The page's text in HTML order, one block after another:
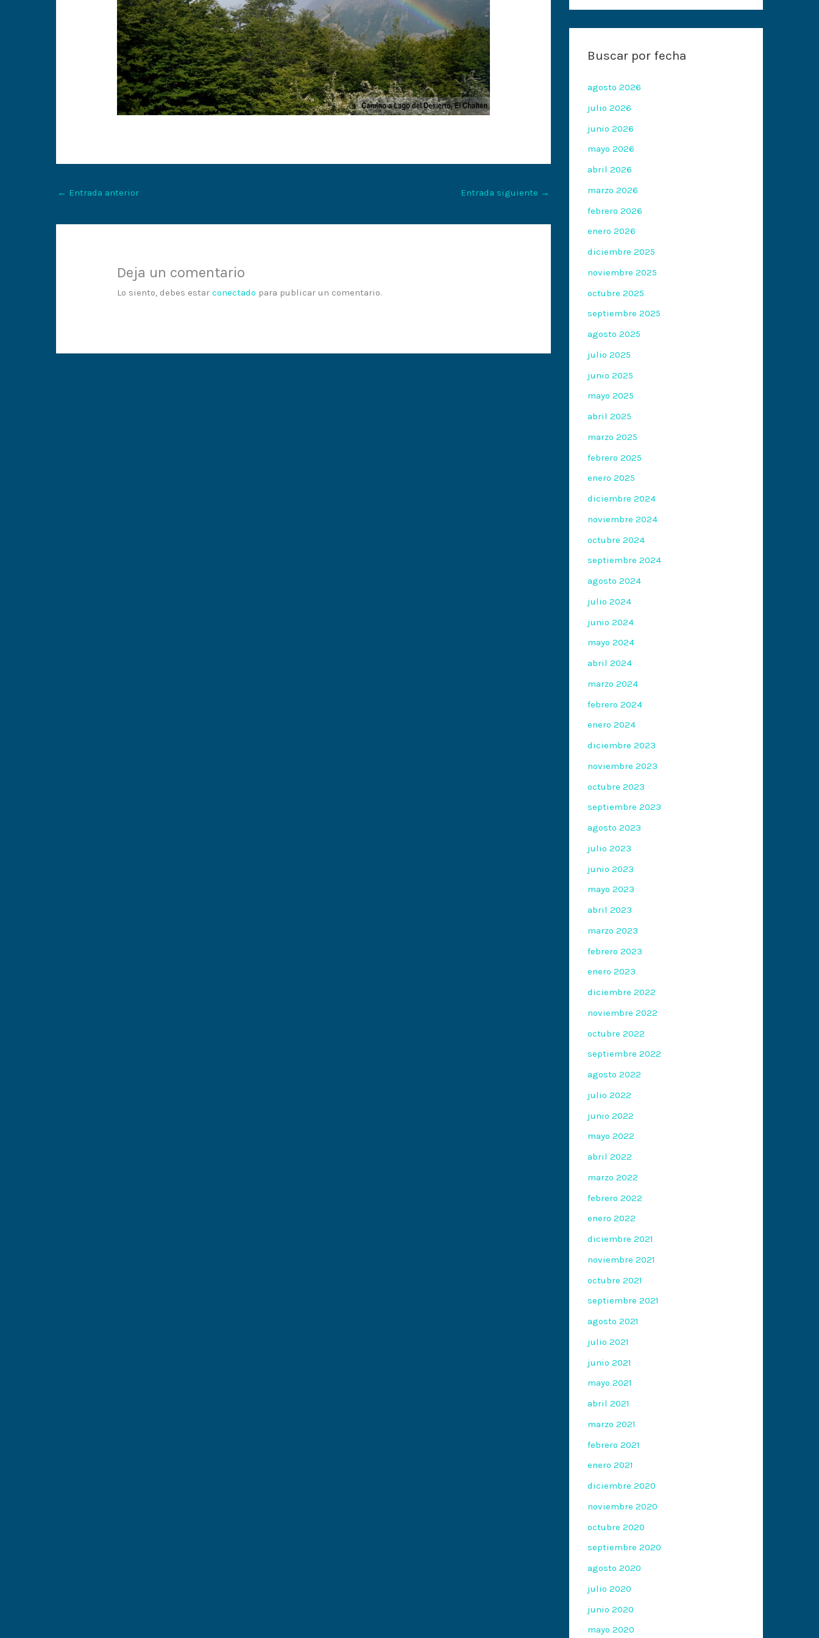
← Entrada anterior Entrada siguiente →
Deja un comentario
Lo siento, debes estarconectado para publicar un comentario.
Buscar por fecha
agosto 2026
julio 2026
junio 2026
mayo 2026
abril 2026
marzo 2026
febrero 2026
enero 2026
diciembre 2025
noviembre 2025
octubre 2025
septiembre 2025
agosto 2025
julio 2025
junio 2025
mayo 2025
abril 2025
marzo 2025
febrero 2025
enero 2025
diciembre 2024
noviembre 2024
octubre 2024
septiembre 2024
agosto 2024
julio 2024
junio 2024
mayo 2024
abril 2024
marzo 2024
febrero 2024
enero 2024
diciembre 2023
noviembre 2023
octubre 2023
septiembre 2023
agosto 2023
julio 2023
junio 2023
mayo 2023
abril 2023
marzo 2023
febrero 2023
enero 2023
diciembre 2022
noviembre 2022
octubre 2022
septiembre 2022
agosto 2022
julio 2022
junio 2022
mayo 2022
abril 2022
marzo 2022
febrero 2022
enero 2022
diciembre 2021
noviembre 2021
octubre 2021
septiembre 2021
agosto 2021
julio 2021
junio 2021
mayo 2021
abril 2021
marzo 2021
febrero 2021
enero 2021
diciembre 2020
noviembre 2020
octubre 2020
septiembre 2020
agosto 2020
julio 2020
junio 2020
mayo 2020